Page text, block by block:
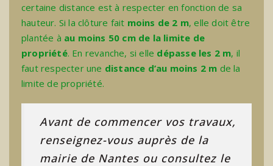
certaine distance est à respecter en fonction de sa
hauteur. Si la clôture fait moins de 2 m, elle doit être
plantée à au moins 50 cm de la limite de
propriété. En revanche, si elle dépasse les 2 m, il
faut respecter une distance d’au moins 2 m de la
limite de propriété.
Avant de commencer vos travaux,
renseignez-vous auprès de la
mairie de Nantes ou consultez le